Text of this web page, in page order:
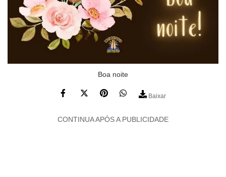
Boa noite
Baixar
CONTINUA APÓS A PUBLICIDADE